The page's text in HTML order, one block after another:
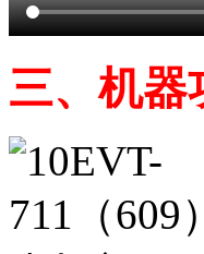
三、机器